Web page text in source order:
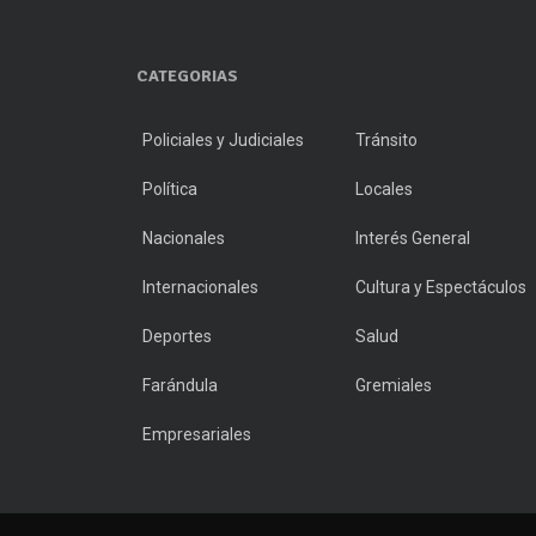
CATEGORIAS
Policiales y Judiciales Tránsito
Política Locales
Nacionales Interés General
Internacionales Cultura y Espectáculos
Deportes Salud
Farándula Gremiales
Empresariales